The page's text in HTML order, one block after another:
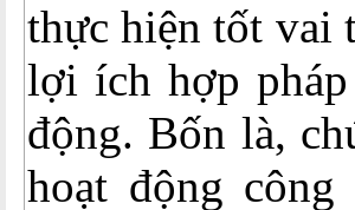
thực hiện tốt vai
lợi ích hợp
động. Bốn là,
hoạt động